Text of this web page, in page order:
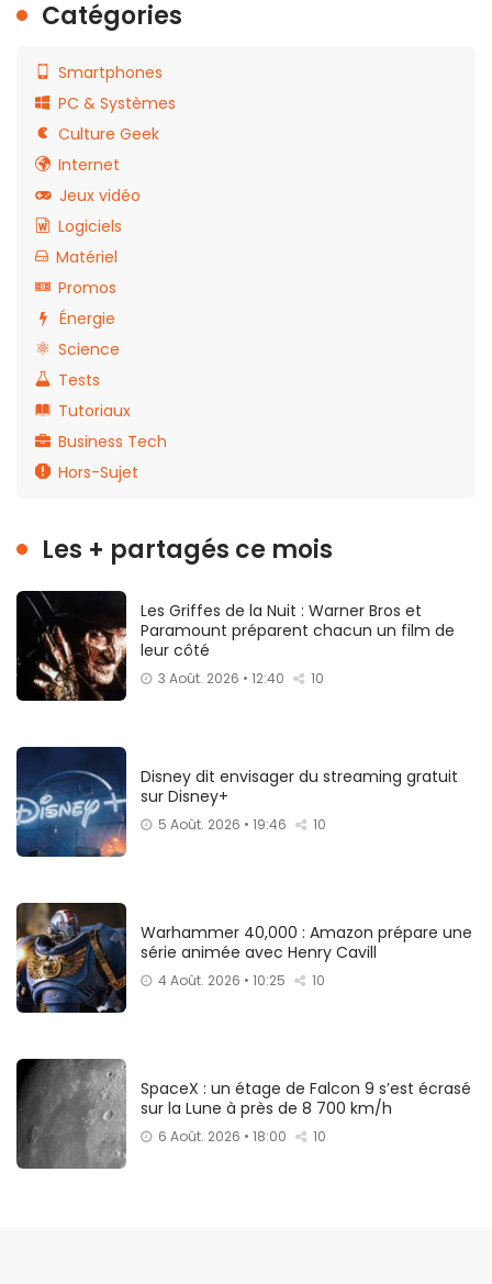
Catégories
Smartphones
PC & Systèmes
Culture Geek
Internet
Jeux vidéo
Logiciels
Matériel
Promos
Énergie
Science
Tests
Tutoriaux
Business Tech
Hors-Sujet
Les + partagés ce mois
Les Griffes de la Nuit : Warner Bros et
Paramount préparent chacun un film de
leur côté
3 Août. 2026 • 12:40 10
Disney dit envisager du streaming gratuit
sur Disney+
5 Août. 2026 • 19:46 10
Warhammer 40,000 : Amazon prépare une
série animée avec Henry Cavill
4 Août. 2026 • 10:25 10
SpaceX : un étage de Falcon 9 s’est écrasé
sur la Lune à près de 8 700 km/h
6 Août. 2026 • 18:00 10